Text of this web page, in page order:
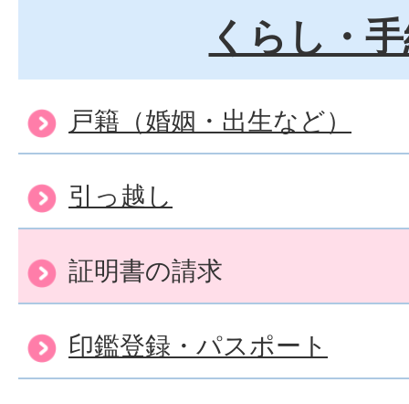
住所異動の届出を代理の
世帯主とはなんですか?
くらし・
戸籍（婚姻・出生など）
引っ越し
証明書の請求
印鑑登録・パスポート